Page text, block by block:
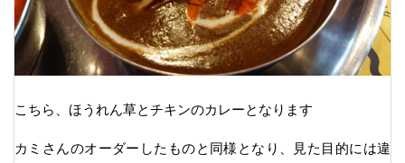
こちら、ほうれん草とチキンのカレーとなります
カミさんのオーダーしたものと同様となり、見た目的には違